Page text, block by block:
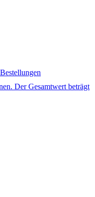
Bestellungen
Der Gesamtwert beträgt